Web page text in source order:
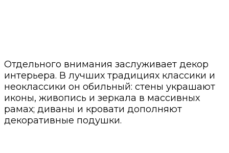
Отдельного внимания заслуживает декор
интерьера. В лучших традициях классики и
неоклассики он обильный: стены украшают
иконы, живопись и зеркала в массивных
рамах; диваны и кровати дополняют
декоративные подушки.